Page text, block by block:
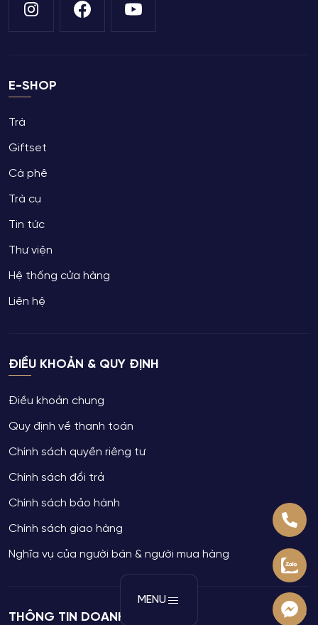
E-SHOP
Trà
Giftset
Cà phê
Trà cụ
Tin tức
Thư viện
Hệ thống cửa hàng
Liên hệ
ĐIỀU KHOẢN & QUY ĐỊNH
Điều khoản chung
Quy định về thanh toán
Chính sách quyền riêng tư
Chính sách đổi trả
Chính sách bảo hành
Chính sách giao hàng
Nghĩa vụ của người bán & người mua hàng
THÔNG TIN DOANH NGHIỆP
MENU